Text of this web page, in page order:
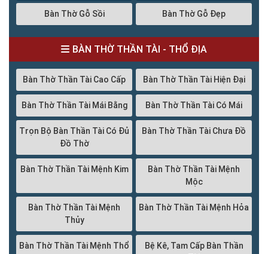
Bàn Thờ Gỗ Sồi Bàn Thờ Gỗ Đẹp
BÀN THỜ THẦN TÀI - THỔ ĐỊA
Bàn Thờ Thần Tài Cao Cấp Bàn Thờ Thần Tài Hiện Đại
Bàn Thờ Thần Tài Mái Bằng Bàn Thờ Thần Tài Có Mái
Trọn Bộ Bàn Thần Tài Có Đủ
Đồ Thờ
Bàn Thờ Thần Tài Chưa Đồ
Bàn Thờ Thần Tài Mệnh Kim
Bàn Thờ Thần Tài Mệnh
Mộc
Bàn Thờ Thần Tài Mệnh
Thủy
Bàn Thờ Thần Tài Mệnh Hỏa
Bàn Thờ Thần Tài Mệnh Thổ
Bệ Kê, Tam Cấp Bàn Thần